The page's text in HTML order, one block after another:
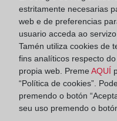
Enderezo:
Avda. Advocat
46500
Horario:
estritamente necesarias
web e de preferencias
usuario acceda ao
Tamén utiliza cookies de
fins analíticos respecto
propia web. Preme AQUÍ
“Política de cookies”.
premendo o botón
seu uso premendo o